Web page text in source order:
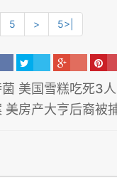
5 > 5>|
美国雪糕吃死3人
美房产大亨后裔被